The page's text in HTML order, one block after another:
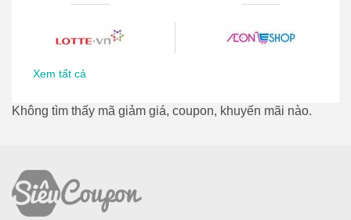
Xem tất cả
Không tìm thấy mã giảm giá, coupon, khuyến mãi nào.